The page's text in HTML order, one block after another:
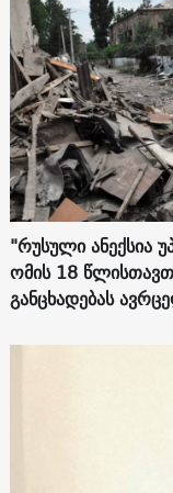
"რუსული ანექსია
ომის 18
განცხადებას